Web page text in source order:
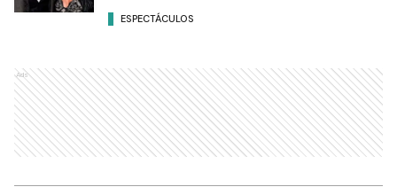
ESPECTÁCULOS
Ads